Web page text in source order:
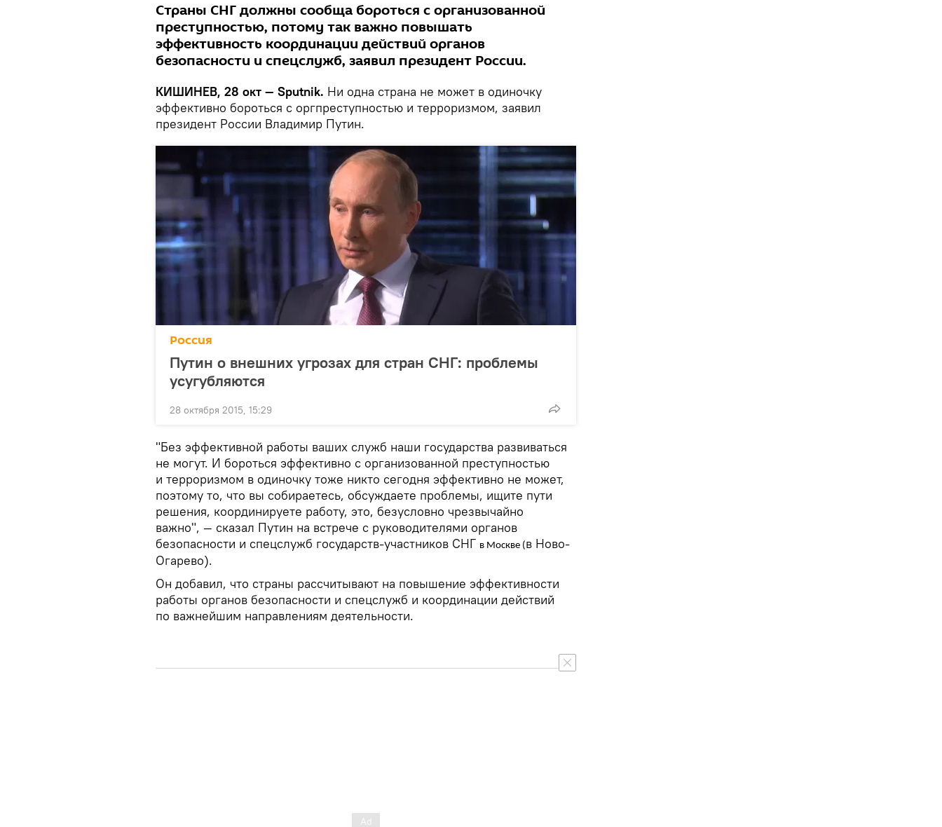
Страны СНГ должны сообща бороться с организованной
преступностью, потому так важно повышать
эффективность координации действий органов
безопасности и спецслужб, заявил президент России.
КИШИНЕВ, 28 окт — Sputnik. Ни одна страна не может в одиночку
эффективно бороться с оргпреступностью и терроризмом, заявил
президент России Владимир Путин.
Россия
Путин о внешних угрозах для стран СНГ: проблемы
усугубляются
28 октября 2015, 15:29
"Без эффективной работы ваших служб наши государства развиваться
не могут. И бороться эффективно с организованной преступностью
и терроризмом в одиночку тоже никто сегодня эффективно не может,
поэтому то, что вы собираетесь, обсуждаете проблемы, ищите пути
решения, координируете работу, это, безусловно чрезвычайно
важно", — сказал Путин на встрече с руководителями органов
безопасности и спецслужб государств-участников СНГ в Москве (в Ново-
Огарево).
Он добавил, что страны рассчитывают на повышение эффективности
работы органов безопасности и спецслужб и координации действий
по важнейшим направлениям деятельности.